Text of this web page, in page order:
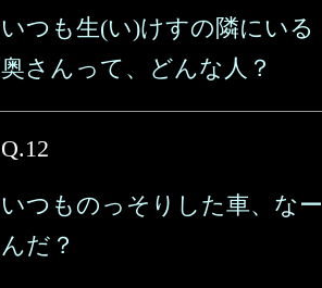
いつも生(い)けすの隣にいる
奥さんって、どんな人？
Q.12
いつものっそりした車、なー
んだ？